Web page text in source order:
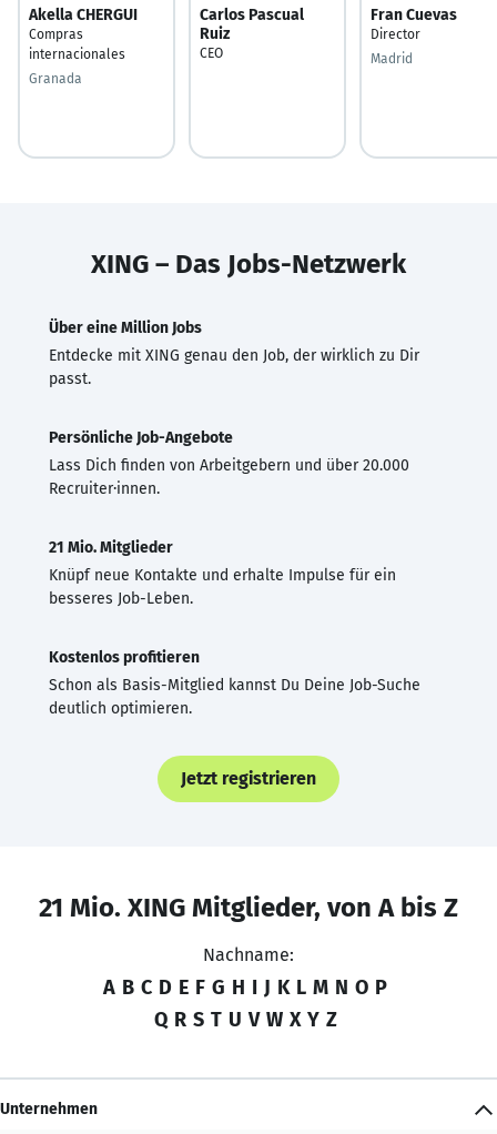
Akella CHERGUI
Compras
internacionales
Granada
Carlos Pascual
Ruiz
CEO
Fran Cuevas
Director
Madrid
XING – Das Jobs-Netzwerk
Über eine Million Jobs
Entdecke mit XING genau den Job, der wirklich zu Dir
passt.
Persönliche Job-Angebote
Lass Dich finden von Arbeitgebern und über 20.000
Recruiter·innen.
21 Mio. Mitglieder
Knüpf neue Kontakte und erhalte Impulse für ein
besseres Job-Leben.
Kostenlos profitieren
Schon als Basis-Mitglied kannst Du Deine Job-Suche
deutlich optimieren.
Jetzt registrieren
21 Mio. XING Mitglieder, von A bis Z
Nachname:
A B C D E F G H I J K L M N O P
Q R S T U V W X Y Z
Unternehmen